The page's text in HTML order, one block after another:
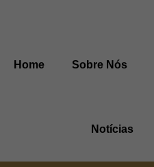
Home Sobre Nós
Notícias